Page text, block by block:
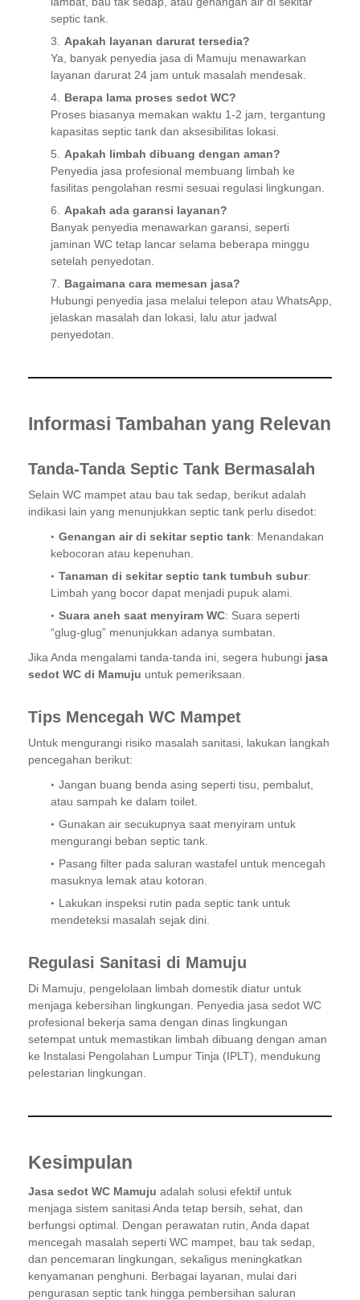
septic tank.
Apakah layanan darurat tersedia?
Ya, banyak penyedia jasa di Mamuju menawarkan
layanan darurat 24 jam untuk masalah mendesak.
Berapa lama proses sedot WC?
Proses biasanya memakan waktu 1-2 jam, tergantung
kapasitas septic tank dan aksesibilitas lokasi.
Apakah limbah dibuang dengan aman?
Penyedia jasa profesional membuang limbah ke
fasilitas pengolahan resmi sesuai regulasi lingkungan.
Apakah ada garansi layanan?
Banyak penyedia menawarkan garansi, seperti
jaminan WC tetap lancar selama beberapa minggu
setelah penyedotan.
Bagaimana cara memesan jasa?
Hubungi penyedia jasa melalui telepon atau WhatsApp,
jelaskan masalah dan lokasi, lalu atur jadwal
penyedotan.
Informasi Tambahan yang Relevan
Tanda-Tanda Septic Tank Bermasalah
Selain WC mampet atau bau tak sedap, berikut adalah
indikasi lain yang menunjukkan septic tank perlu disedot:
Genangan air di sekitar septic tank: Menandakan
kebocoran atau kepenuhan.
Tanaman di sekitar septic tank tumbuh subur:
Limbah yang bocor dapat menjadi pupuk alami.
Suara aneh saat menyiram WC: Suara seperti
“glug-glug” menunjukkan adanya sumbatan.
Jika Anda mengalami tanda-tanda ini, segera hubungi jasa
sedot WC di Mamuju untuk pemeriksaan.
Tips Mencegah WC Mampet
Untuk mengurangi risiko masalah sanitasi, lakukan langkah
pencegahan berikut:
Jangan buang benda asing seperti tisu, pembalut,
atau sampah ke dalam toilet.
Gunakan air secukupnya saat menyiram untuk
mengurangi beban septic tank.
Pasang filter pada saluran wastafel untuk mencegah
masuknya lemak atau kotoran.
Lakukan inspeksi rutin pada septic tank untuk
mendeteksi masalah sejak dini.
Regulasi Sanitasi di Mamuju
Di Mamuju, pengelolaan limbah domestik diatur untuk
menjaga kebersihan lingkungan. Penyedia jasa sedot WC
profesional bekerja sama dengan dinas lingkungan
setempat untuk memastikan limbah dibuang dengan aman
ke Instalasi Pengolahan Lumpur Tinja (IPLT), mendukung
pelestarian lingkungan.
Kesimpulan
Jasa sedot WC Mamuju adalah solusi efektif untuk
menjaga sistem sanitasi Anda tetap bersih, sehat, dan
berfungsi optimal. Dengan perawatan rutin, Anda dapat
mencegah masalah seperti WC mampet, bau tak sedap,
dan pencemaran lingkungan, sekaligus meningkatkan
kenyamanan penghuni. Berbagai layanan, mulai dari
pengurasan septic tank hingga pembersihan saluran